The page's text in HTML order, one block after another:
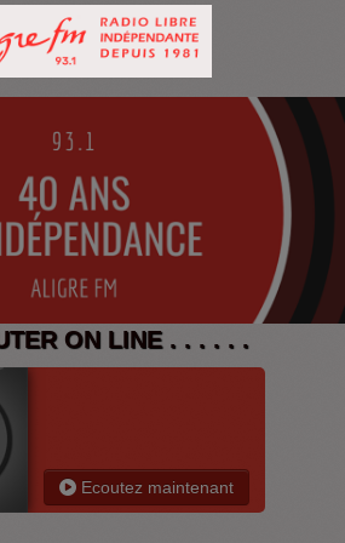
ON LINE . . . . . .
Ecoutez maintenant